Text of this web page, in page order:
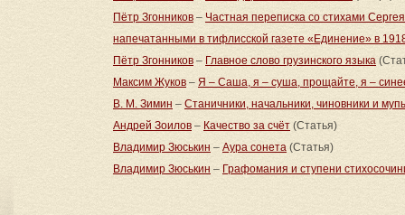
Пётр Згонников – Частная переписка со стихами
напечатанными в тифлисской газете «Единение» в
Пётр Згонников – Главное слово грузинского языка
Максим Жуков – Я – Саша, я – суша, прощайте, я –
В. М. Зимин – Станичники, начальники, чиновники и
Андрей Зоилов – Качество за счёт (Статья)
Владимир Зюськин – Аура сонета (Статья)
Владимир Зюськин – Графомания и ступени